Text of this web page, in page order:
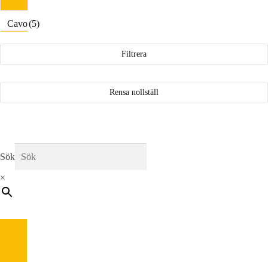
Cavo(5)
Elite(23)
Feedback
Fox(10)
Filtrera
Rensa nollställ
Sök
×